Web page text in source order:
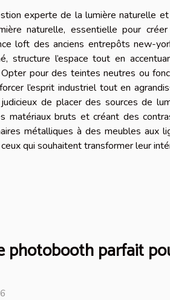
experte de la lumière naturelle
naturelle, essentielle pour
loft des anciens entrepôts new-
structure l’espace tout en
pour des teintes neutres ou
l’esprit industriel tout en
de placer des sources de
matériaux bruts et créant des
métalliques à des meubles aux
qui souhaitent transformer leur
photobooth parfait